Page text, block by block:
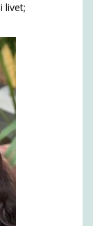
livet;